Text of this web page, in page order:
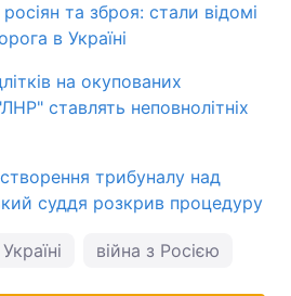
та зброя: стали відомі
в Україні
на окупованих
ставлять неповнолітніх
трибуналу над
суддя розкрив процедуру
війна з Росією